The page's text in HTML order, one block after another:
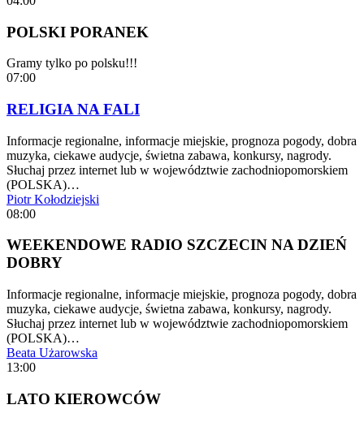
POLSKI PORANEK
Gramy tylko po polsku!!!
07:00
RELIGIA NA FALI
Informacje regionalne, informacje miejskie, prognoza pogody, dobra
muzyka, ciekawe audycje, świetna zabawa, konkursy, nagrody.
Słuchaj przez internet lub w województwie zachodniopomorskiem
(POLSKA)…
Piotr Kołodziejski
08:00
WEEKENDOWE RADIO SZCZECIN NA DZIEŃ
DOBRY
Informacje regionalne, informacje miejskie, prognoza pogody, dobra
muzyka, ciekawe audycje, świetna zabawa, konkursy, nagrody.
Słuchaj przez internet lub w województwie zachodniopomorskiem
(POLSKA)…
Beata Użarowska
13:00
LATO KIEROWCÓW